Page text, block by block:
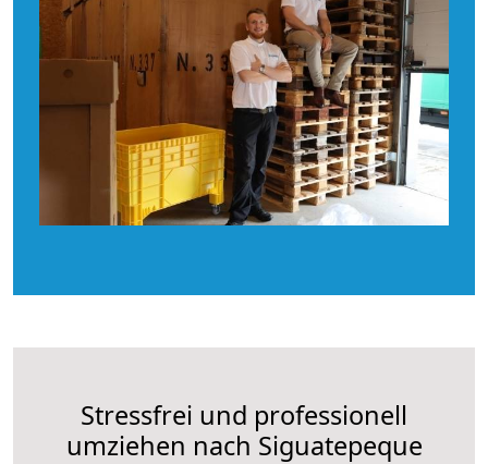
Stressfrei und professionell
umziehen nach Siguatepeque